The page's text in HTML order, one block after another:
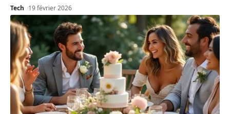
Tech 19 février 2026